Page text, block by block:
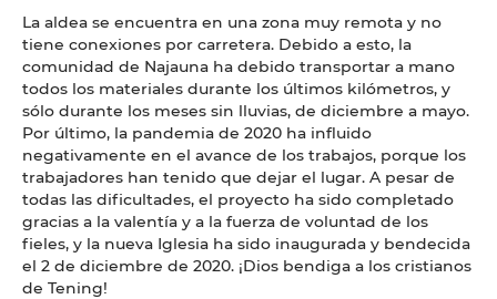
La aldea se encuentra en una zona muy remota y no
tiene conexiones por carretera. Debido a esto, la
comunidad de Najauna ha debido transportar a mano
todos los materiales durante los últimos kilómetros, y
sólo durante los meses sin lluvias, de diciembre a mayo.
Por último, la pandemia de 2020 ha influido
negativamente en el avance de los trabajos, porque los
trabajadores han tenido que dejar el lugar. A pesar de
todas las dificultades, el proyecto ha sido completado
gracias a la valentía y a la fuerza de voluntad de los
fieles, y la nueva Iglesia ha sido inaugurada y bendecida
el 2 de diciembre de 2020. ¡Dios bendiga a los cristianos
de Tening!